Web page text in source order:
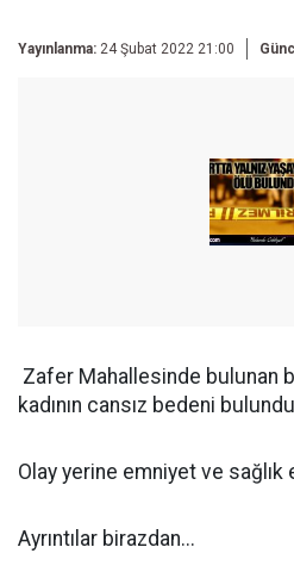
Yayınlanma: 24 Şubat 2022 21:00
Zafer Mahallesinde bulunan
kadının cansız bedeni
Olay yerine emniyet ve
Ayrıntılar birazdan...